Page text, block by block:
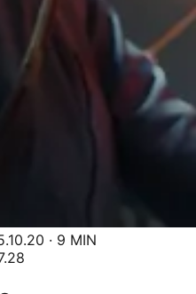
· 9 MIN